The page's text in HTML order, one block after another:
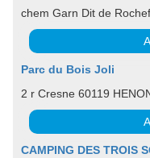
chem Garn Dit de
Parc du Bois Joli
2 r Cresne 60119
CAMPING DES TROIS